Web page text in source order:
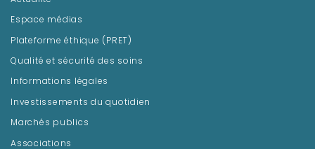
Espace médias
Plateforme éthique (PRET)
Qualité et sécurité des soins
Informations légales
Investissements du quotidien
Marchés publics
Associations